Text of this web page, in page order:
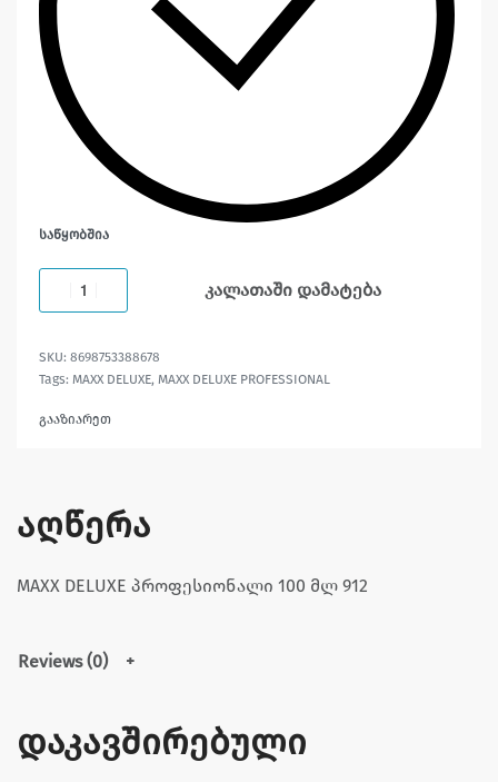
ᲡᲐᲬᲧᲝᲑᲨᲘᲐ
კალათაში დამატება
8698753388678
Tags: MAXX DELUXE, MAXX DELUXE PROFESSIONAL
გააზიარეთ
აღწერა
MAXX DELUXE პროფესიონალი 100 მლ 912
Reviews (0)
დაკავშირებული